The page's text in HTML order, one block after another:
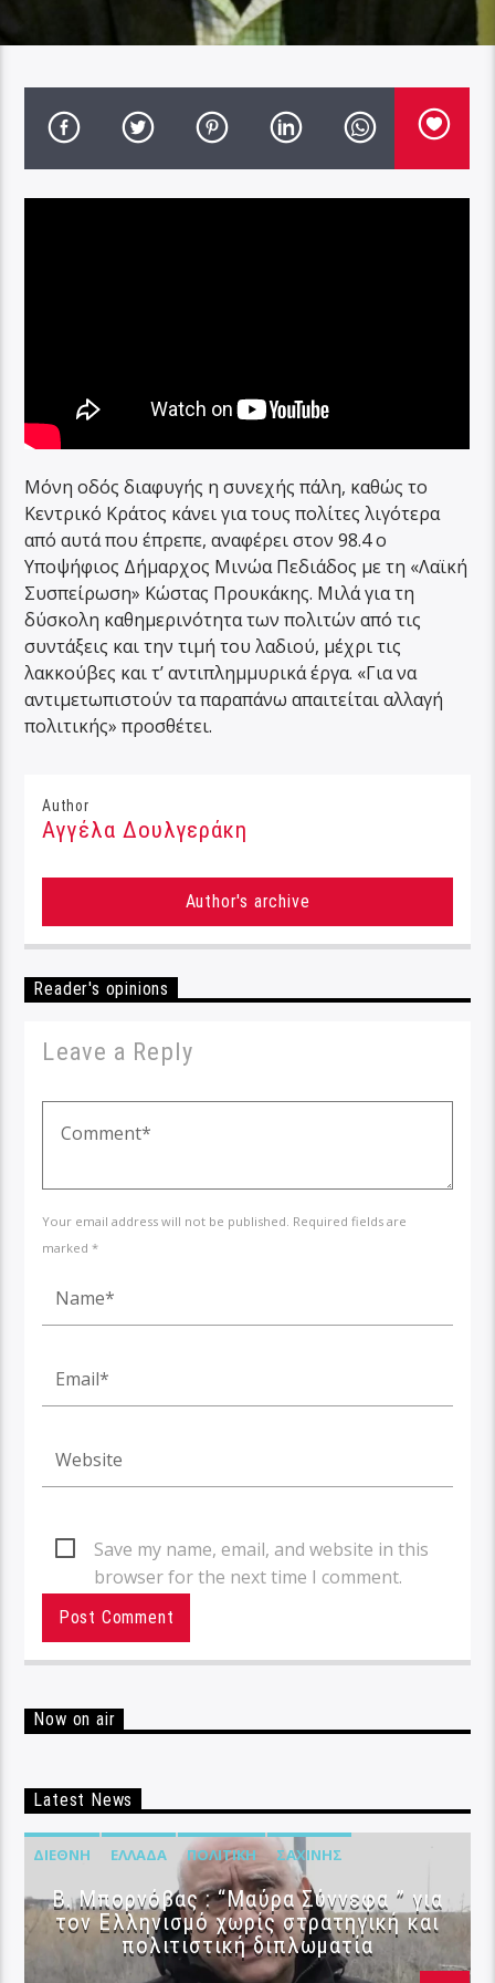
Μόνη οδός διαφυγής η συνεχής πάλη, καθώς το
Κεντρικό Κράτος κάνει για τους πολίτες λιγότερα
από αυτά που έπρεπε, αναφέρει στον 98.4 ο
Υποψήφιος Δήμαρχος Μινώα Πεδιάδος με τη «Λαϊκή
Συσπείρωση» Κώστας Προυκάκης. Μιλά για τη
δύσκολη καθημερινότητα των πολιτών από τις
συντάξεις και την τιμή του λαδιού, μέχρι τις
λακκούβες και τ’ αντιπλημμυρικά έργα. «Για να
αντιμετωπιστούν τα παραπάνω απαιτείται αλλαγή
πολιτικής» προσθέτει.
Author
Αγγέλα Δουλγεράκη
Author's archive
Reader's opinions
Leave a Reply
Your email address will not be published. Required fields are
marked *
Save my name, email, and website in this
browser for the next time I comment.
Now on air
Latest News
ΔΙΕΘΝΉ ΕΛΛΆΔΑ ΠΟΛΙΤΙΚΉ ΣΑΧΊΝΗΣ
B. Μπορνόβας : “Μαύρα Σύννεφα ” για
τον Ελληνισμό χωρίς στρατηγική και
πολιτιστική διπλωματία